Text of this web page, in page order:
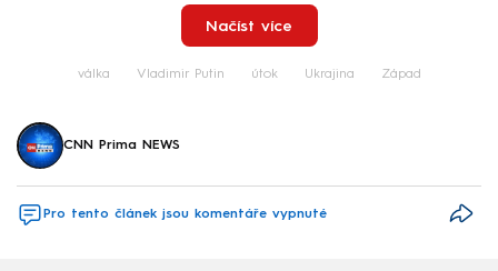
Načíst více
válka Vladimir Putin útok Ukrajina Západ
CNN Prima NEWS
Pro tento článek jsou komentáře vypnuté